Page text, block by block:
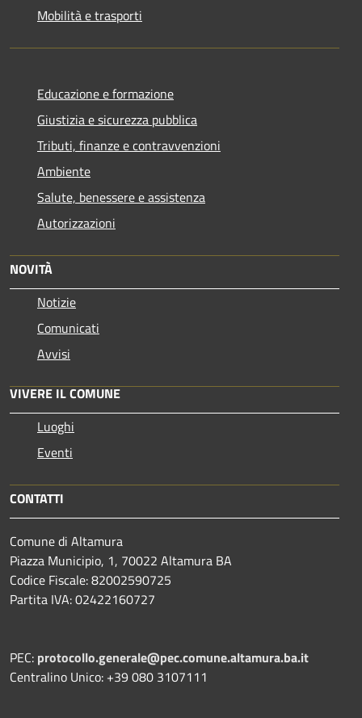
Mobilità e trasporti
Educazione e formazione
Giustizia e sicurezza pubblica
Tributi, finanze e contravvenzioni
Ambiente
Salute, benessere e assistenza
Autorizzazioni
NOVITÀ
Notizie
Comunicati
Avvisi
VIVERE IL COMUNE
Luoghi
Eventi
CONTATTI
Comune di Altamura
Piazza Municipio, 1, 70022 Altamura BA
Codice Fiscale: 82002590725
Partita IVA: 02422160727
PEC: protocollo.generale@pec.comune.altamura.ba.it
Centralino Unico: +39 080 3107111